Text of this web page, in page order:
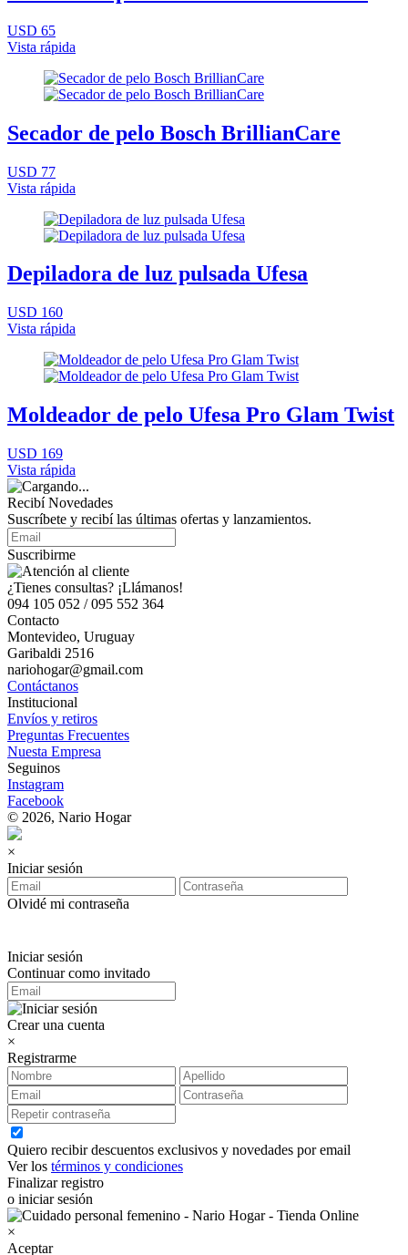
USD 65
Vista rápida
Secador de pelo Bosch BrillianCare
USD 77
Vista rápida
Depiladora de luz pulsada Ufesa
USD 160
Vista rápida
Moldeador de pelo Ufesa Pro Glam Twist
USD 169
Vista rápida
Recibí Novedades
Suscríbete y recibí las últimas ofertas y lanzamientos.
Suscribirme
¿Tienes consultas? ¡Llámanos!
094 105 052 / 095 552 364
Contacto
Montevideo, Uruguay
Garibaldi 2516
nariohogar@gmail.com
Contáctanos
Institucional
Envíos y retiros
Preguntas Frecuentes
Nuesta Empresa
Seguinos
Instagram
Facebook
© 2026, Nario Hogar
×
Iniciar sesión
Olvidé mi contraseña
Iniciar sesión
Continuar como invitado
Crear una cuenta
×
Registrarme
Quiero recibir descuentos exclusivos y novedades por email
Ver los términos y condiciones
Finalizar registro
o iniciar sesión
×
Aceptar